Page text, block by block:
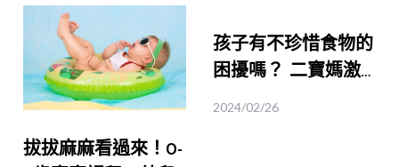
拔拔麻麻看過來！0-
孩子有不珍惜食物的
困擾嗎？ 二寶媽激
推【都市裡的小小農
2024/02/26